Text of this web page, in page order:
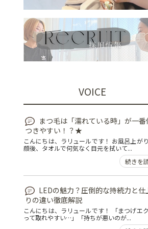
VOICE
まつ毛は「濡れている時」が一番
つきやすい！？★
こんにちは、ラリュールです！ お風呂上が
顔後、タオルで何気なく目元を拭いて...
続きを
LEDの魅力？圧倒的な持続力と仕
りの違い徹底解説
こんにちは、ラリュールです！ 「まつげエ
って取れやすい…」「持ちが悪いのが...